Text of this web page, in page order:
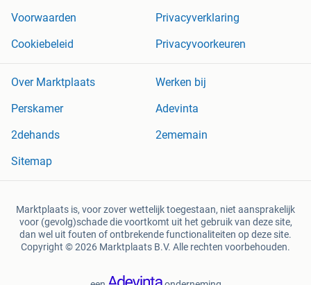
Voorwaarden
Privacyverklaring
Cookiebeleid
Privacyvoorkeuren
Over Marktplaats
Werken bij
Perskamer
Adevinta
2dehands
2ememain
Sitemap
Marktplaats is, voor zover wettelijk toegestaan, niet aansprakelijk
voor (gevolg)schade die voortkomt uit het gebruik van deze site,
dan wel uit fouten of ontbrekende functionaliteiten op deze site.
Copyright © 2026 Marktplaats B.V. Alle rechten voorbehouden.